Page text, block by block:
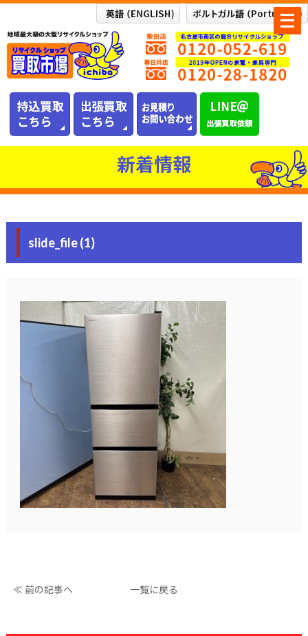
メ
ニ
ュ
ー
新着情報
slide_file (1)
≪ 前の記事へ 一覧に戻る